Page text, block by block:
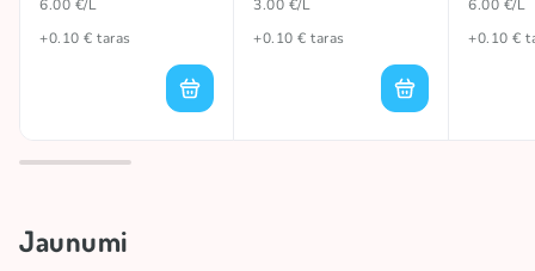
6.00 €/L
+0.10 € taras
3.00 €/L
+0.10 € taras
6.00 €/L
+0.10 €
Jaunumi